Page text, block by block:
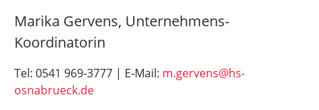
Marika Gervens, Unternehmens-
Koordinatorin
Tel: 0541 969-3777 | E-Mail: m.gervens@hs-
osnabrueck.de